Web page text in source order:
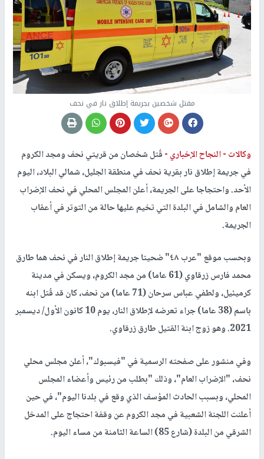
مقتل شخصين بجريمة إطلاق نار في نحف
وكالات -النجاح الإخباري -قُتل شخصان من قريتي نحف ومجد الكروم
في جريمة إطلاق نار بقرية نحف في منطقة الجليل، شمالي البلاد، اليوم
الأحد. واحتجاجا على الجريمة، أعلن المجلس المحلي في نحف الإضراب
العام والشامل في البلدة التي تخيم عليها حالة من التوتر في أعقاب
الجريمة.
وبحسب موقع "عرب ٤٨" ضحيتا جريمة إطلاق النار في نحف هما طارق
محمد فارس زرقاوي (61 عاما) من مجد الكروم، ويسكن في مدينة
كرميئيل، ولطفي عباس سرحان (71 عاما) من نحف، كان قد قُتل ابنه
باسم (38 عاما) جراء تعرضه لإطلاق النار، يوم 10 كانون الأول/ ديسمبر
2021. وهو زوج ابنة القتيل طارق زرقاوي.
وفي منشور على صفحته الرسمية في "فيسبوك"، أعلن مجلس محلي
نحف، "الإضراب العام"، وذلك "بطلب من رئيس وأعضاء المجلس
المحلي، وبسبب الحادث المؤسف الذي وقع في بلدنا اليوم"، في حين
أعلنت اللجنة الشعبية في مجد الكروم عن وقفة احتجاج على المدخل
الشرقي من البلدة (شارع 85) الساعة الثامنة من مساء اليوم.